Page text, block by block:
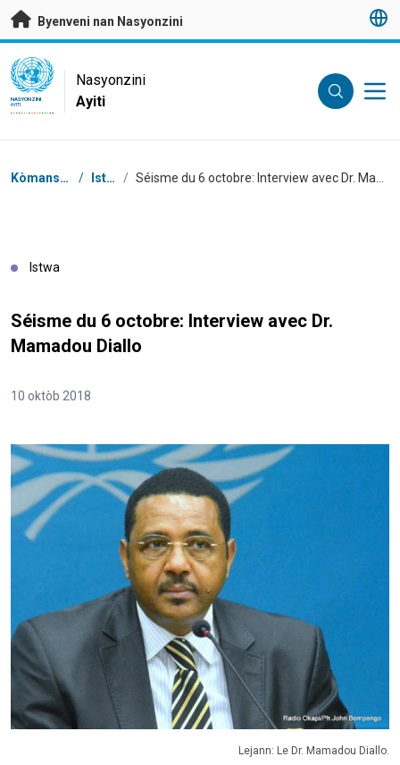
Janbe ale dirèk nan kontni prensipal
Byenveni nan Nasyonzini
UN Logo
NASYONZINI
AYITI
Nasyonzini
Ayiti
Chimen Kòmansman / Istwa /
Istwa
Séisme du 6 octobre: Interview avec Dr.
Mamadou Diallo
10 oktòb 2018
Lejann: Le Dr. Mamadou Diallo.